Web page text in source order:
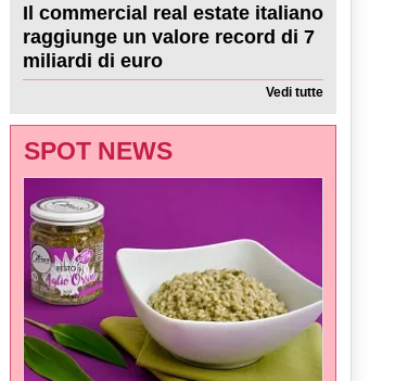
Il commercial real estate italiano
raggiunge un valore record di 7
miliardi di euro
Vedi tutte
SPOT NEWS